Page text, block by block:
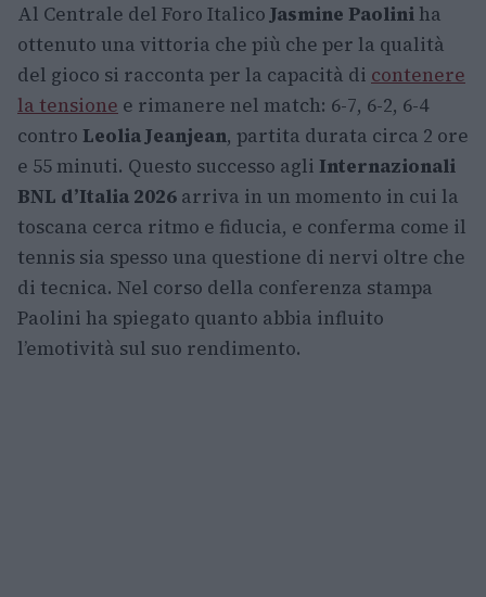
Al Centrale del Foro ItalicoJasmine Paolini ha
ottenuto una vittoria che più che per la qualità
del gioco si racconta per la capacità di contenere
la tensione e rimanere nel match: 6-7, 6-2, 6-4
contro Leolia Jeanjean, partita durata circa 2 ore
e 55 minuti. Questo successo agli Internazionali
BNL d’Italia 2026 arriva in un momento in cui la
toscana cerca ritmo e fiducia, e conferma come il
tennis sia spesso una questione di nervi oltre che
di tecnica. Nel corso della conferenza stampa
Paolini ha spiegato quanto abbia influito
l’emotività sul suo rendimento.